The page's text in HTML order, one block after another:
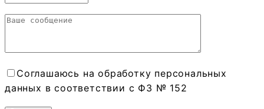
Соглашаюсь на обработку персональных
данных в соответствии с ФЗ № 152